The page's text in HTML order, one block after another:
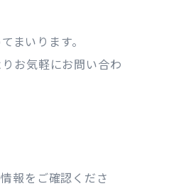
まいります。
お気軽にお問い合わ
報をご確認くださ